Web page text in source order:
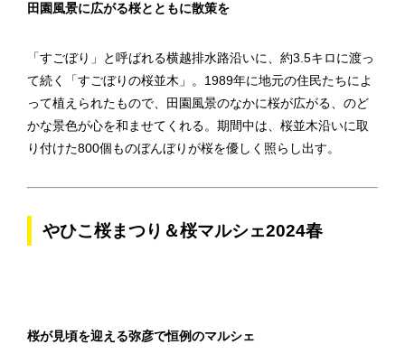
田園風景に広がる桜とともに散策を
「すごぼり」と呼ばれる横越排水路沿いに、約3.5キロに渡っ
て続く「すごぼりの桜並木」。1989年に地元の住民たちによ
って植えられたもので、田園風景のなかに桜が広がる、のど
かな景色が心を和ませてくれる。期間中は、桜並木沿いに取
り付けた800個ものぼんぼりが桜を優しく照らし出す。
やひこ桜まつり＆桜マルシェ2024春
桜が見頃を迎える弥彦で恒例のマルシェ